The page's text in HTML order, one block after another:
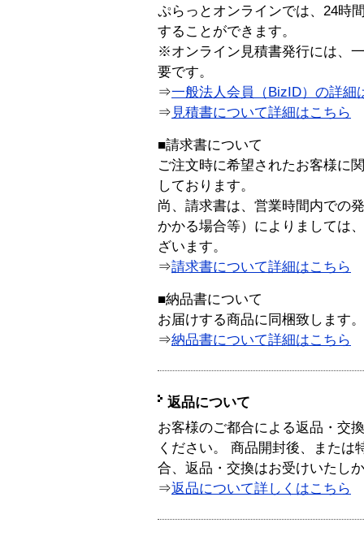
ぷらっとオンラインでは、24時
することができます。
※オンライン見積書発行には、
要です。
⇒一般法人会員（BizID）の詳細
⇒ 見積書について詳細はこちら
■請求書について
ご注文時に希望されたお客様に
しております。
尚、請求書は、営業時間内での
かかる場合等）によりましては
ざいます。
⇒請求書について詳細はこちら
■納品書について
お届けする商品に同梱致します。
⇒納品書について詳細はこちら
返品について
お客様のご都合による返品・交
ください。 商品開封後、または
合、返品・交換はお受けいたし
⇒返品について詳しくはこちら